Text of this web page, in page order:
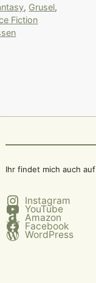
, Grusel,
Fiction
Ihr findet mich auch auf
Instagram
YouTube
Amazon
Facebook
WordPress